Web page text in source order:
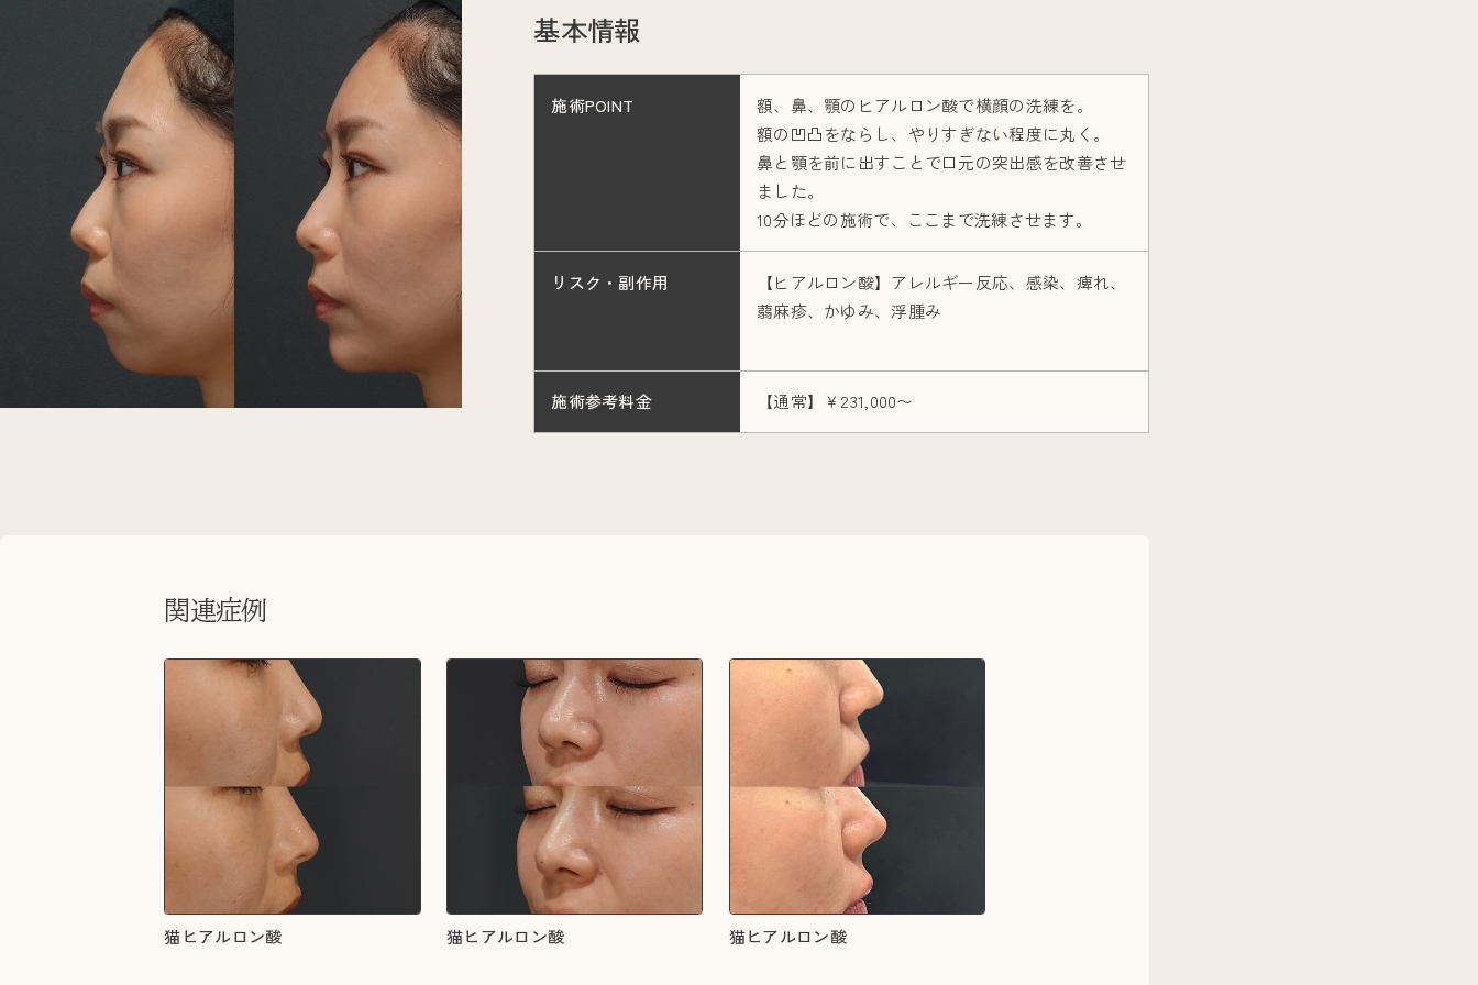
基本情報
施術POINT
額、鼻、顎のヒアルロン酸で横顔の洗練を。
額の凹凸をならし、やりすぎない程度に丸く。
鼻と顎を前に出すことで口元の突出感を改善させ
ました。
10分ほどの施術で、ここまで洗練させます。
リスク・副作用
【ヒアルロン酸】アレルギー反応、感染、痺れ、
蒻麻疹、かゆみ、浮腫み
施術参考料金 【通常】￥231,000〜
関連症例
猫ヒアルロン酸 猫ヒアルロン酸 猫ヒアルロン酸